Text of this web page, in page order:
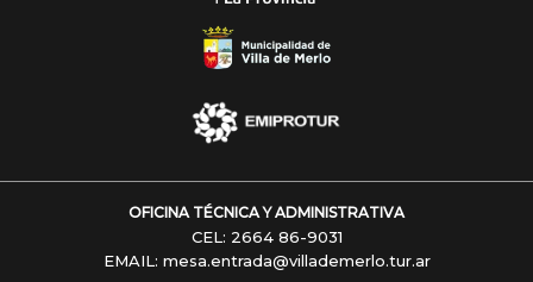
OFICINA TÉCNICA Y ADMINISTRATIVA
CEL: 2664 86-9031
EMAIL: mesa.entrada@villademerlo.tur.ar